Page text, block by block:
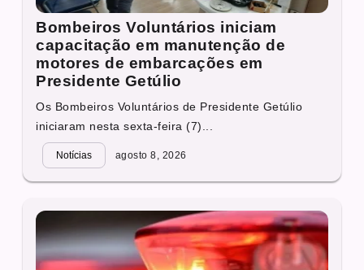
Bombeiros Voluntários iniciam
capacitação em manutenção de
motores de embarcações em
Presidente Getúlio
Os Bombeiros Voluntários de Presidente Getúlio
iniciaram nesta sexta-feira (7)...
Notícias agosto 8, 2026